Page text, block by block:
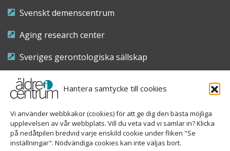
Hantera samtycke till cookies
Vi använder webbkakor (cookies) för att ge dig den bästa möjliga
upplevelsen av vår webbplats. Vill du veta vad vi samlar in? Klicka
på nedåtpilen bredvid varje enskild cookie under fliken "Se
inställningar". Nödvändiga cookies kan inte väljas bort.
Svenskt demenscentrum
Aging research center
Sveriges gerontologiska sällskap
Riksföreningen för sjuksköterskor inom äldre- och
demensvård
Nationellt kompetenscentrum anhöriga